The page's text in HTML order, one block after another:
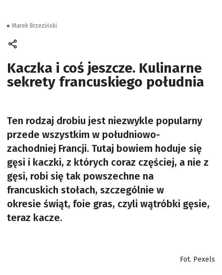
Kaczka i coś jeszcze. Kulinarne
sekrety francuskiego południa
Ten rodzaj drobiu jest niezwykle popularny
przede wszystkim w południowo-
zachodniej Francji. Tutaj bowiem hoduje się
gęsi i kaczki, z których coraz częściej, a nie z
gęsi, robi się tak powszechne na
francuskich stołach, szczególnie w
okresie świąt, foie gras, czyli wątróbki gęsie,
teraz kacze.
Fot. Pexels
Marek Brzeziński